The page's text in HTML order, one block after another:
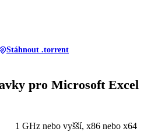
Stáhnout .torrent
pro Microsoft Excel
1 GHz nebo vyšší, x86 nebo x64